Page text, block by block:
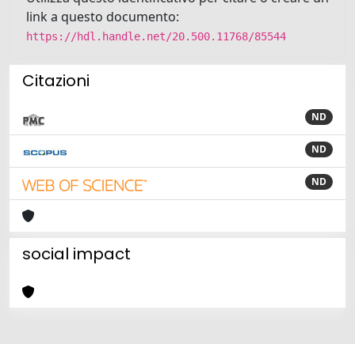
link a questo documento:
https://hdl.handle.net/20.500.11768/85544
Citazioni
ND
ND
ND
social impact